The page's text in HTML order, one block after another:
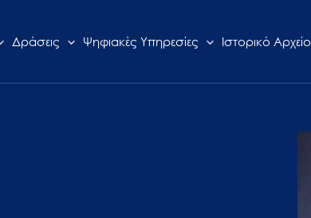
Δράσεις Ψηφιακές Υπηρεσίες Ιστορικό Αρχείο